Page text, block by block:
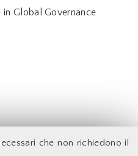
che non richiedono il
in Global Governance